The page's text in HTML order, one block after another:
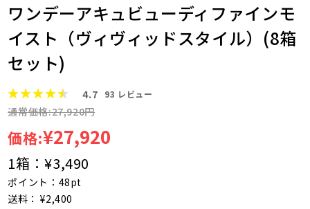
ワンデーアキュビューディファインモ
イスト（ヴィヴィッドスタイル）(8箱
セット)
4.7 93 レビュー
通常価格:27,920円
価格:¥27,920
1箱：¥3,490
ポイント：48pt
送料： ¥2,400